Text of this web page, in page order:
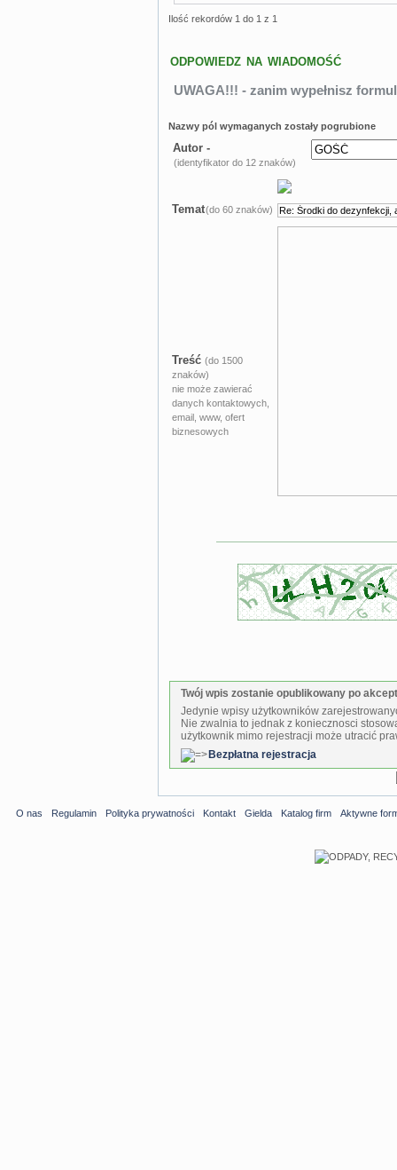
Ilość rekordów 1 do 1 z 1
ODPOWIEDZ NA WIADOMOŚĆ
UWAGA!!! - zanim wypełnisz
Nazwy pól wymaganych zostały pogrubione
Autor -
(identyfikator do 12 znaków)
Temat(do 60 znaków)
Treść (do 1500
znaków)
nie może zawierać
danych kontaktowych,
email, www, ofert
biznesowych
Twój wpis zostanie opublikowany po
Jedynie wpisy użytkowników
Nie zwalnia to jednak z koniecznosci
użytkownik mimo rejestracji może utracić
Bezpłatna rejestracja
O nas Regulamin Polityka prywatności Kontakt Gielda Katalog firm Aktywne